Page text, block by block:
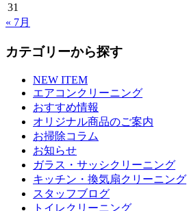
31
« 7月
カテゴリーから探す
NEW ITEM
エアコンクリーニング
おすすめ情報
オリジナル商品のご案内
お掃除コラム
お知らせ
ガラス・サッシクリーニング
キッチン・換気扇クリーニング
スタッフブログ
トイレクリーニング